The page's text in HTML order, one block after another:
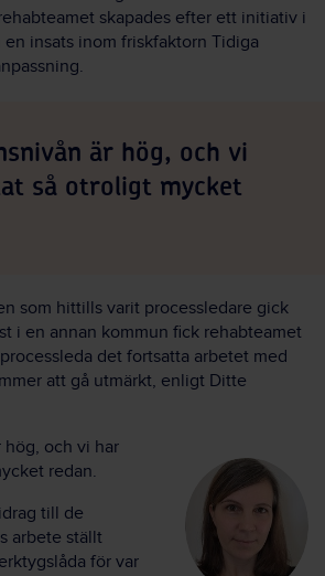
skapades efter ett initiativ i
insats inom friskfaktorn Tidiga
är hög, och vi
så otroligt mycket
som hittills varit processledare gick
i en annan kommun fick rehabteamet
det fortsatta arbetet med
att gå utmärkt, enligt Ditte
och vi har
redan.
till de
arbete ställt
för var